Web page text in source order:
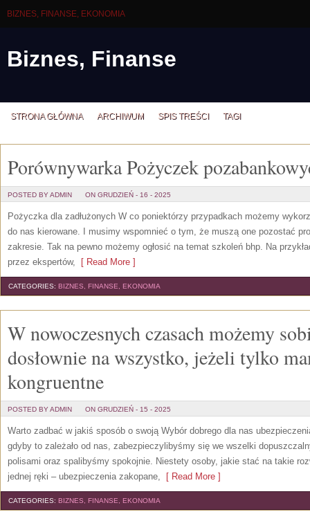
BIZNES, FINANSE, EKONOMIA
Biznes, Finanse
STRONA GŁÓWNA ARCHIWUM SPIS TREŚCI TAGI
Porównywarka Pożyczek
POSTED BY ADMIN ON GRUDZIEŃ - 16 - 2025
Pożyczka dla zadłużonych W co poniektórzy przypadkach możemy
do nas kierowane. I musimy wspomnieć o tym, że muszą one pozostać
zakresie. Tak na pewno możemy ogłosić na temat szkoleń bhp. Na
przez ekspertów, [ Read More ]
CATEGORIES: BIZNES, FINANSE, EKONOMIA
W nowoczesnych czasach możemy
dosłownie na wszystko, jeżeli tylko
kongruentne
POSTED BY ADMIN ON GRUDZIEŃ - 15 - 2025
Warto zadbać w jakiś sposób o swoją Wybór dobrego dla nas
gdyby to zależało od nas, zabezpieczylibyśmy się we wszelki
polisami oraz spalibyśmy spokojnie. Niestety osoby, jakie stać na takie
jednej ręki – ubezpieczenia zakopane, [ Read More ]
CATEGORIES: BIZNES, FINANSE, EKONOMIA